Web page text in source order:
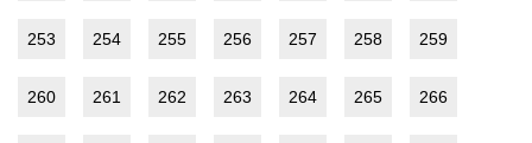
253 254 255 256 257 258 259
260 261 262 263 264 265 266